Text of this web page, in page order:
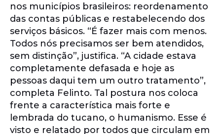
nos municípios brasileiros: reordenamento
das contas públicas e restabelecendo dos
serviços básicos. “É fazer mais com menos.
Todos nós precisamos ser bem atendidos,
sem distinção”, justifica. “A cidade estava
completamente defasada e hoje as
pessoas daqui tem um outro tratamento”,
completa Felinto. Tal postura nos coloca
frente a característica mais forte e
lembrada do tucano, o humanismo. Esse é
visto e relatado por todos que circulam em